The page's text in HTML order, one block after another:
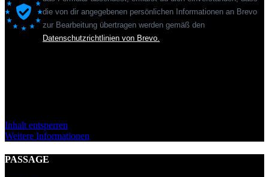
die von dir angegebenen persönlichen Informationen an Brevo
zur Bearbeitung übertragen werden gemäß den
Datenschutzrichtlinien von Brevo.
Inhalt entsperren
Weitere Informationen
PASSAGE